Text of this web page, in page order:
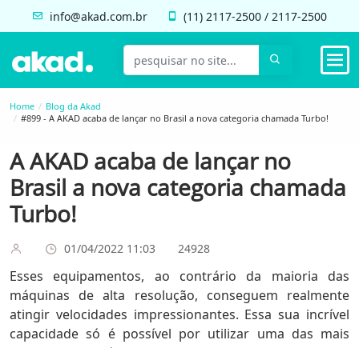
info@akad.com.br (11) 2117-2500 / 2117-2500
Home
Blog da Akad
#899 - A AKAD acaba de lançar no Brasil a nova categoria chamada Turbo!
A AKAD acaba de lançar no
Brasil a nova categoria chamada
Turbo!
01/04/2022 11:03 24928
Esses equipamentos, ao contrário da maioria das
máquinas de alta resolução, conseguem realmente
atingir velocidades impressionantes. Essa sua incrível
capacidade só é possível por utilizar uma das mais